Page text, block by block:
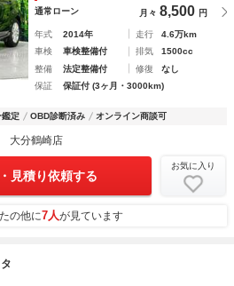
通常ローン 月々 8,500 円
年式 2014年 走行
4.6万km
車検
車検整備付 排気
1500cc
整備
法定整備付 修復
なし
保証
保証付 (3ヶ月・3000km)
鑑定 OBD診断済み オンライン商談可
大分鶴崎店
見積り依頼する
お気に入り
の他に7人が見ています